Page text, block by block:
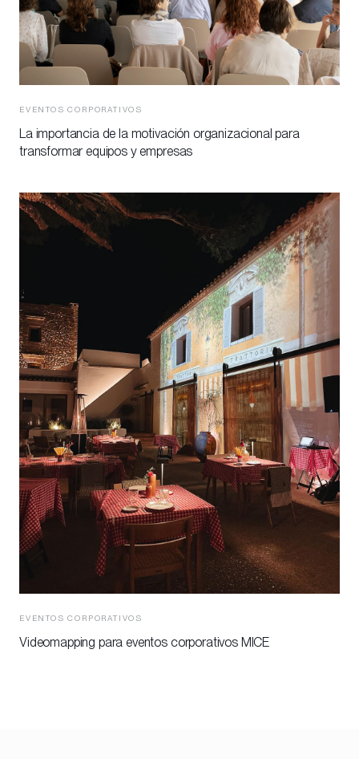
EVENTOS CORPORATIVOS
La importancia de la motivación organizacional para
transformar equipos y empresas
EVENTOS CORPORATIVOS
Videomapping para eventos corporativos MICE